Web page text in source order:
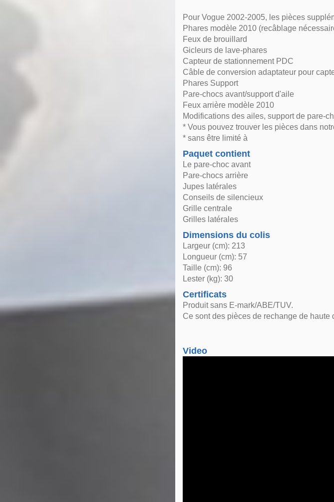
Pour Vogue 2002-2005, les pièces
Phares modèle 2010 (recâblage
Feux de brouillard
Gicleurs de lave-phares
Capteur de stationnement PDC
Câble de conversion adaptateur pour
Phares Support
Pare-chocs avant/support d'aile
Feux arrière modèle 2010
Modifications des ailes, support de pare-
* Vous pouvez trouver les pièces dans
* sans être limité à
Paquet contient
Le pare-choc avant
Pare-chocs arrière
Jupes latérales
Conseils de silencieux
Grille centrale
Grilles latérales
Dimensions du colis
Largeur (cm): 213
Longueur (cm): 57
Taille (cm): 96
Lester (kg): 30
Certificats
Produit sans E-mark/ABE/TUV.
Ce sont des pièces de rechange de haute
Video